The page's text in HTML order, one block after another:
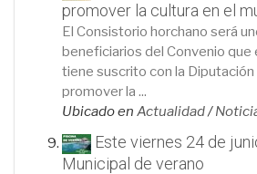
promover la cultura en el
El Consistorio horchano será
beneficiarios del Convenio que
tiene suscrito con la Diputación
promover la ...
Ubicado en Actualidad/
Este viernes 24 de
Municipal de verano